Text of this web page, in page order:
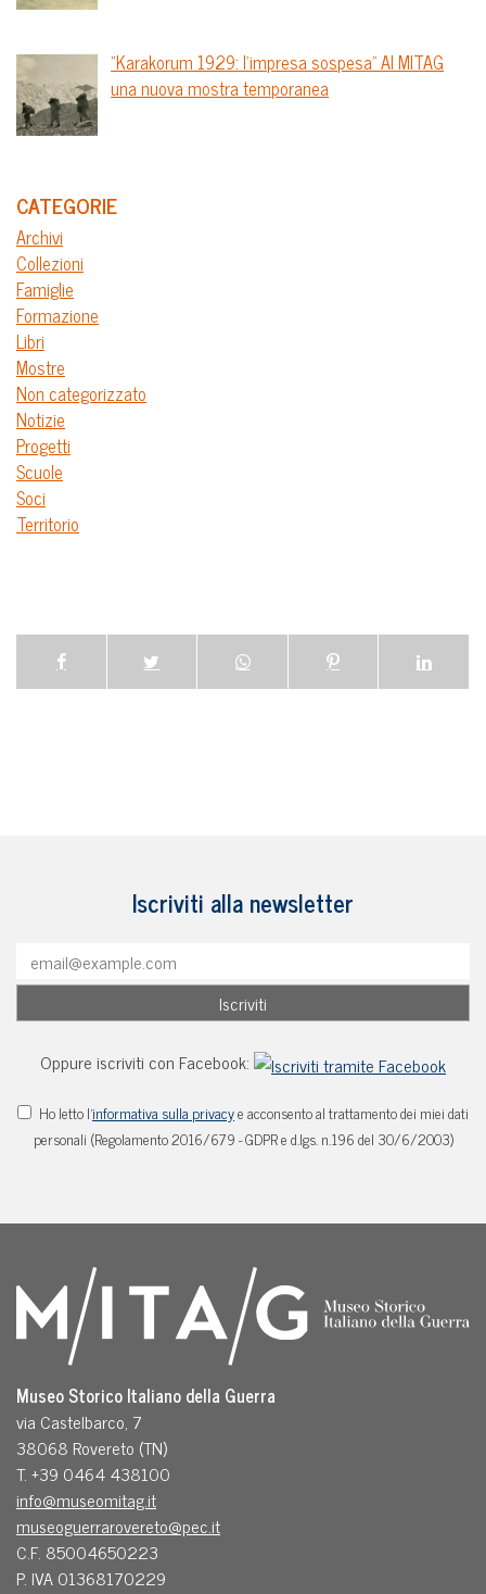
“Karakorum 1929: l’impresa sospesa” Al MITAG
una nuova mostra temporanea
CATEGORIE
Archivi
Collezioni
Famiglie
Formazione
Libri
Mostre
Non categorizzato
Notizie
Progetti
Scuole
Soci
Territorio
Iscriviti alla newsletter
Oppure iscriviti con Facebook:
Ho letto l'informativa sulla privacye acconsento al trattamento dei miei dati
personali (Regolamento 2016/679 - GDPR e d.lgs. n.196 del 30/6/2003)
Museo Storico Italiano della Guerra
via Castelbarco, 7
38068 Rovereto (TN)
T. +39 0464 438100
info@museomitag.it
museoguerrarovereto@pec.it
C.F. 85004650223
P. IVA 01368170229